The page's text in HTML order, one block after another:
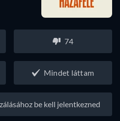
74
Mindet láttam
be kell jelentkezned